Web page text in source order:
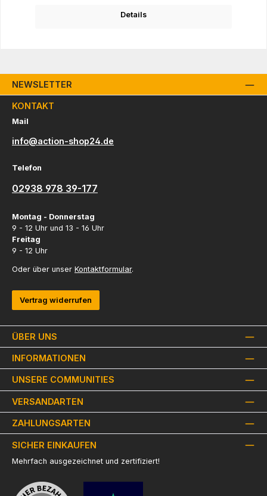
Details
NEWSLETTER
ÜBER UNS
INFORMATIONEN
KONTAKT
Mail
info@action-shop24.de
Telefon
02938 978 39-177
Montag - Donnerstag
9 - 12 Uhr und 13 - 16 Uhr
Freitag
9 - 12 Uhr
Oder über unser Kontaktformular.
Vertrag widerrufen
UNSERE COMMUNITIES
VERSANDARTEN
ZAHLUNGSARTEN
SICHER EINKAUFEN
Mehrfach ausgezeichnet und zertifiziert!